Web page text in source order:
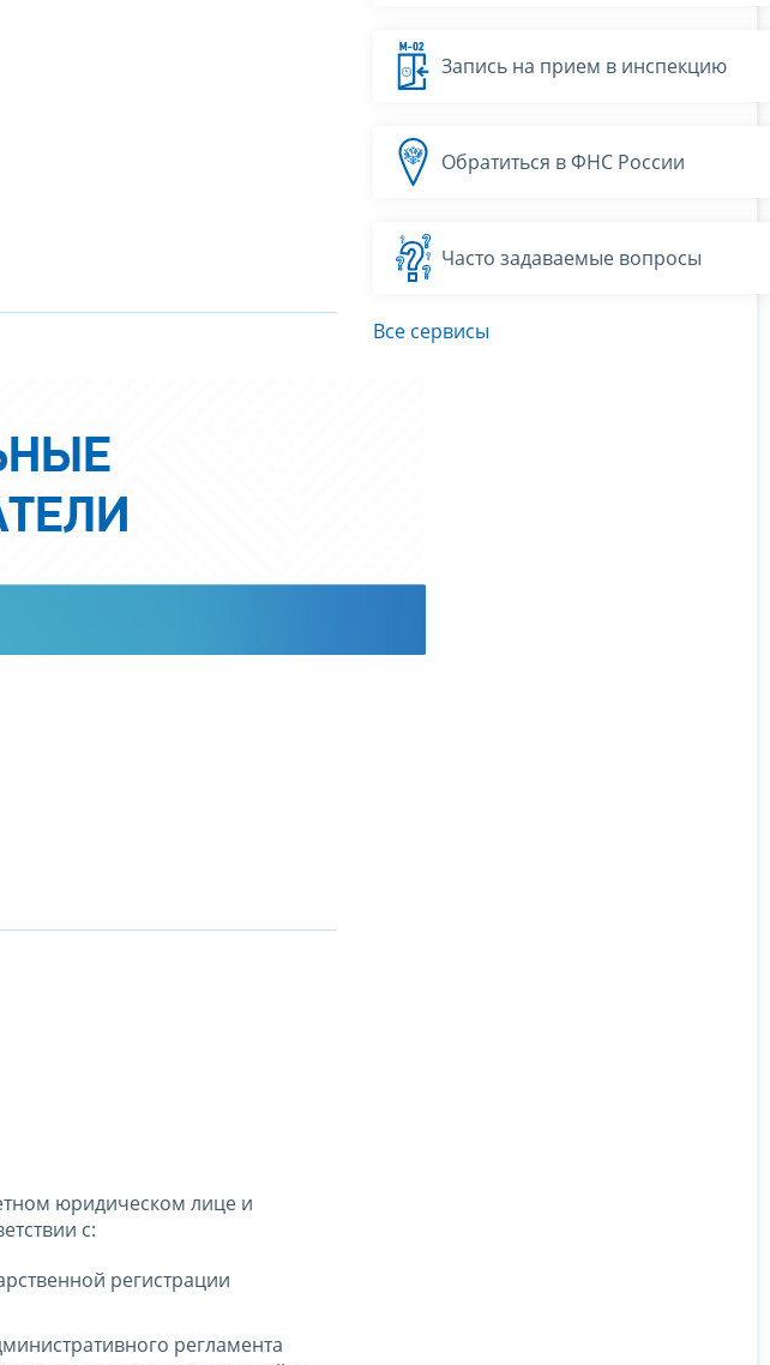
юридическом лице и
с:
регистрации
регламента
Запись на прием в инспекцию
Обратиться в ФНС России
Часто задаваемые вопросы
Все сервисы